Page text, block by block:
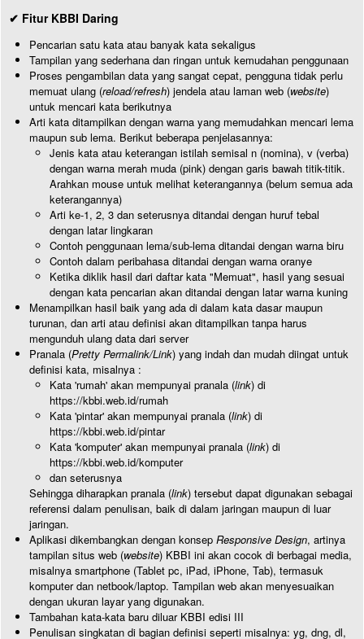
✔ Fitur KBBI Daring
Pencarian satu kata atau banyak kata sekaligus
Tampilan yang sederhana dan ringan untuk kemudahan penggunaan
Proses pengambilan data yang sangat cepat, pengguna tidak perlu
memuat ulang (reload/refresh) jendela atau laman web (website)
untuk mencari kata berikutnya
Arti kata ditampilkan dengan warna yang memudahkan mencari lema
maupun sub lema. Berikut beberapa penjelasannya:
Jenis kata atau keterangan istilah semisal n (nomina), v (verba)
dengan warna merah muda (pink) dengan garis bawah titik-titik.
Arahkan mouse untuk melihat keterangannya (belum semua ada
keterangannya)
Arti ke-1, 2, 3 dan seterusnya ditandai dengan huruf tebal
dengan latar lingkaran
Contoh penggunaan lema/sub-lema ditandai dengan warna biru
Contoh dalam peribahasa ditandai dengan warna oranye
Ketika diklik hasil dari daftar kata "Memuat", hasil yang sesuai
dengan kata pencarian akan ditandai dengan latar warna kuning
Menampilkan hasil baik yang ada di dalam kata dasar maupun
turunan, dan arti atau definisi akan ditampilkan tanpa harus
mengunduh ulang data dari server
Pranala (Pretty Permalink/Link) yang indah dan mudah diingat untuk
definisi kata, misalnya :
Kata 'rumah' akan mempunyai pranala (link) di
https://kbbi.web.id/rumah
Kata 'pintar' akan mempunyai pranala (link) di
https://kbbi.web.id/pintar
Kata 'komputer' akan mempunyai pranala (link) di
https://kbbi.web.id/komputer
dan seterusnya
Sehingga diharapkan pranala (link) tersebut dapat digunakan sebagai
referensi dalam penulisan, baik di dalam jaringan maupun di luar
jaringan.
Aplikasi dikembangkan dengan konsep Responsive Design, artinya
tampilan situs web (website) KBBI ini akan cocok di berbagai media,
misalnya smartphone (Tablet pc, iPad, iPhone, Tab), termasuk
komputer dan netbook/laptop. Tampilan web akan menyesuaikan
dengan ukuran layar yang digunakan.
Tambahan kata-kata baru diluar KBBI edisi III
Penulisan singkatan di bagian definisi seperti misalnya: yg, dng, dl,